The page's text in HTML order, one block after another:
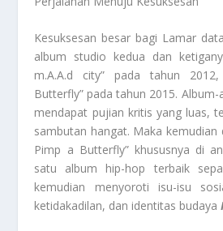
Kesuksesan besar bagi Lamar
album studio kedua dan
m.A.A.d city” pada tahun
Butterfly” pada tahun 2015.
mendapat pujian kritis yang luas,
sambutan hangat. Maka kemudian
Pimp a Butterfly” khususnya di
satu album hip-hop terbaik
kemudian menyoroti isu-isu
ketidakadilan, dan identitas budaya